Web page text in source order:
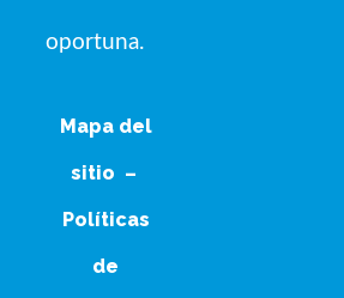
oportuna.
Mapa del
sitio –
Políticas
de